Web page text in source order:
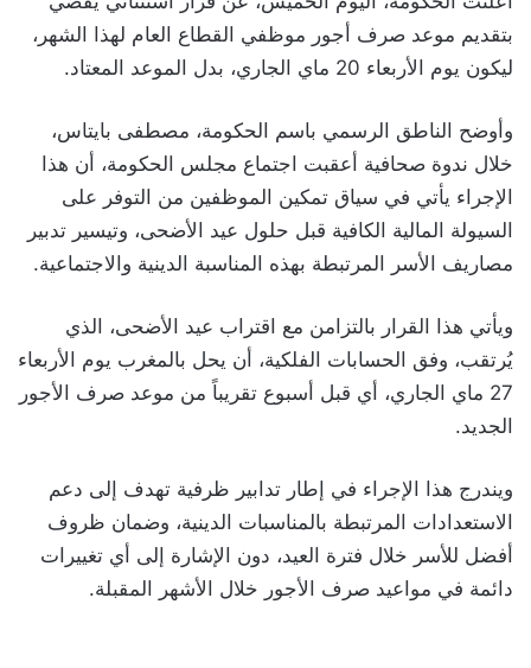
بتقديم موعد صرف أجور موظفي القطاع العام لهذا الشهر،
ليكون يوم الأربعاء 20 ماي الجاري، بدل الموعد المعتاد.
وأوضح الناطق الرسمي باسم الحكومة، مصطفى بايتاس،
خلال ندوة صحافية أعقبت اجتماع مجلس الحكومة، أن هذا
الإجراء يأتي في سياق تمكين الموظفين من التوفر على
السيولة المالية الكافية قبل حلول عيد الأضحى، وتيسير تدبير
مصاريف الأسر المرتبطة بهذه المناسبة الدينية والاجتماعية.
ويأتي هذا القرار بالتزامن مع اقتراب عيد الأضحى، الذي
يُرتقب، وفق الحسابات الفلكية، أن يحل بالمغرب يوم الأربعاء
27 ماي الجاري، أي قبل أسبوع تقريباً من موعد صرف الأجور
الجديد.
ويندرج هذا الإجراء في إطار تدابير ظرفية تهدف إلى دعم
الاستعدادات المرتبطة بالمناسبات الدينية، وضمان ظروف
أفضل للأسر خلال فترة العيد، دون الإشارة إلى أي تغييرات
دائمة في مواعيد صرف الأجور خلال الأشهر المقبلة.